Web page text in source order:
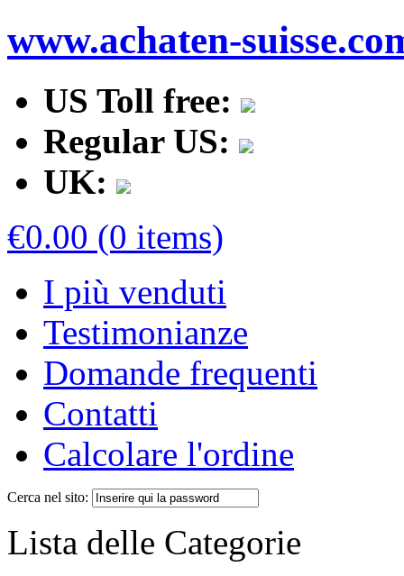
www.achaten-
US Toll free:
Regular US:
UK:
€0.00 (0 items)
I più venduti
Testimonianze
Domande frequenti
Contatti
Calcolare l'ordine
Cerca nel sito:
Lista delle Categorie